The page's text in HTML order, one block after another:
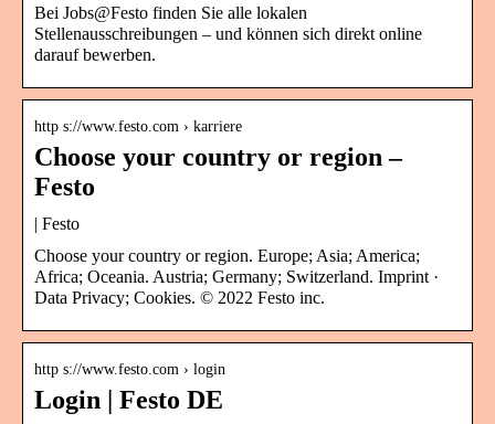
Bei Jobs@Festo finden Sie alle lokalen
Stellenausschreibungen – und können sich direkt online
darauf bewerben.
http s://www.festo.com › karriere
Choose your country or region –
Festo
| Festo
Choose your country or region. Europe; Asia; America;
Africa; Oceania. Austria; Germany; Switzerland. Imprint ·
Data Privacy; Cookies. © 2022 Festo inc.
http s://www.festo.com › login
Login | Festo DE